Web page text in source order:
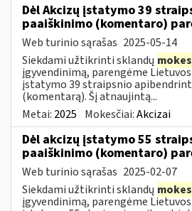
Dėl Akcizų įstatymo 39
paaiškinimo (komentaro)
Web turinio sąrašas 2025-05-14
Siekdami užtikrinti sklandų
įgyvendinimą, parengėme
įstatymo 39 straipsnio
(komentarą). Šį atnaujintą...
Metai: 2025 Mokesčiai:Akcizai
Dėl akcizų įstatymo 55
paaiškinimo (komentaro)
Web turinio sąrašas 2025-02-07
Siekdami užtikrinti sklandų
įgyvendinimą, parengėme